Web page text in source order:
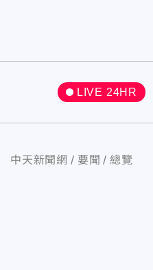
LIVE 24HR
中天新聞網 要聞 總覽